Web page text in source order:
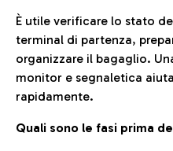
È utile verificare lo stato
terminal di partenza,
organizzare il bagaglio.
monitor e segnaletica
rapidamente.
Quali sono le fasi prima